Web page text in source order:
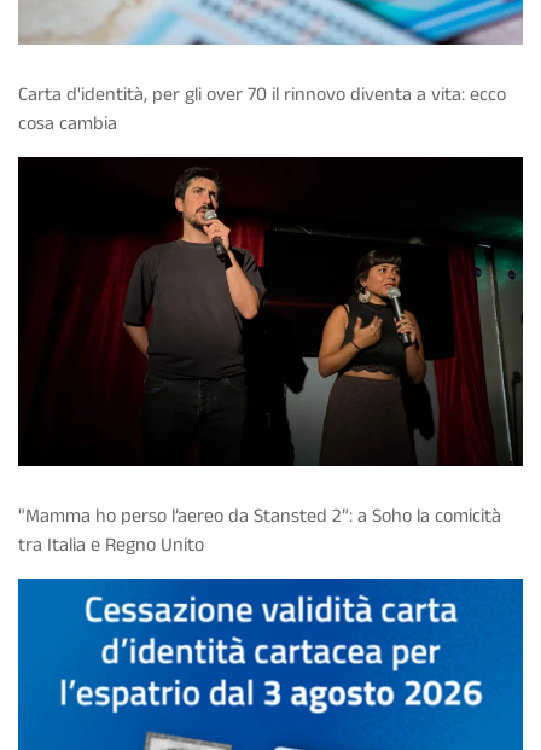
Carta d'identità, per gli over 70 il rinnovo diventa a vita: ecco
cosa cambia
"Mamma ho perso l’aereo da Stansted 2”: a Soho la comicità
tra Italia e Regno Unito